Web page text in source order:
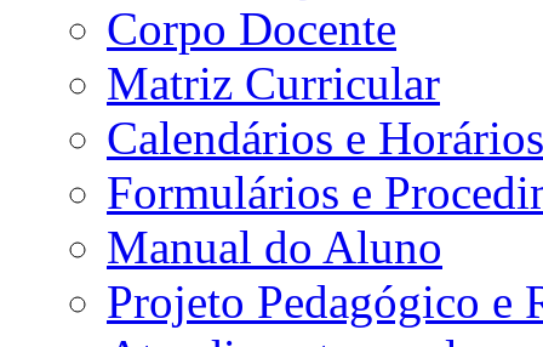
Corpo Docente
Matriz Curricular
Calendários e Horários
Formulários e
Manual do Aluno
Projeto Pedagógico e